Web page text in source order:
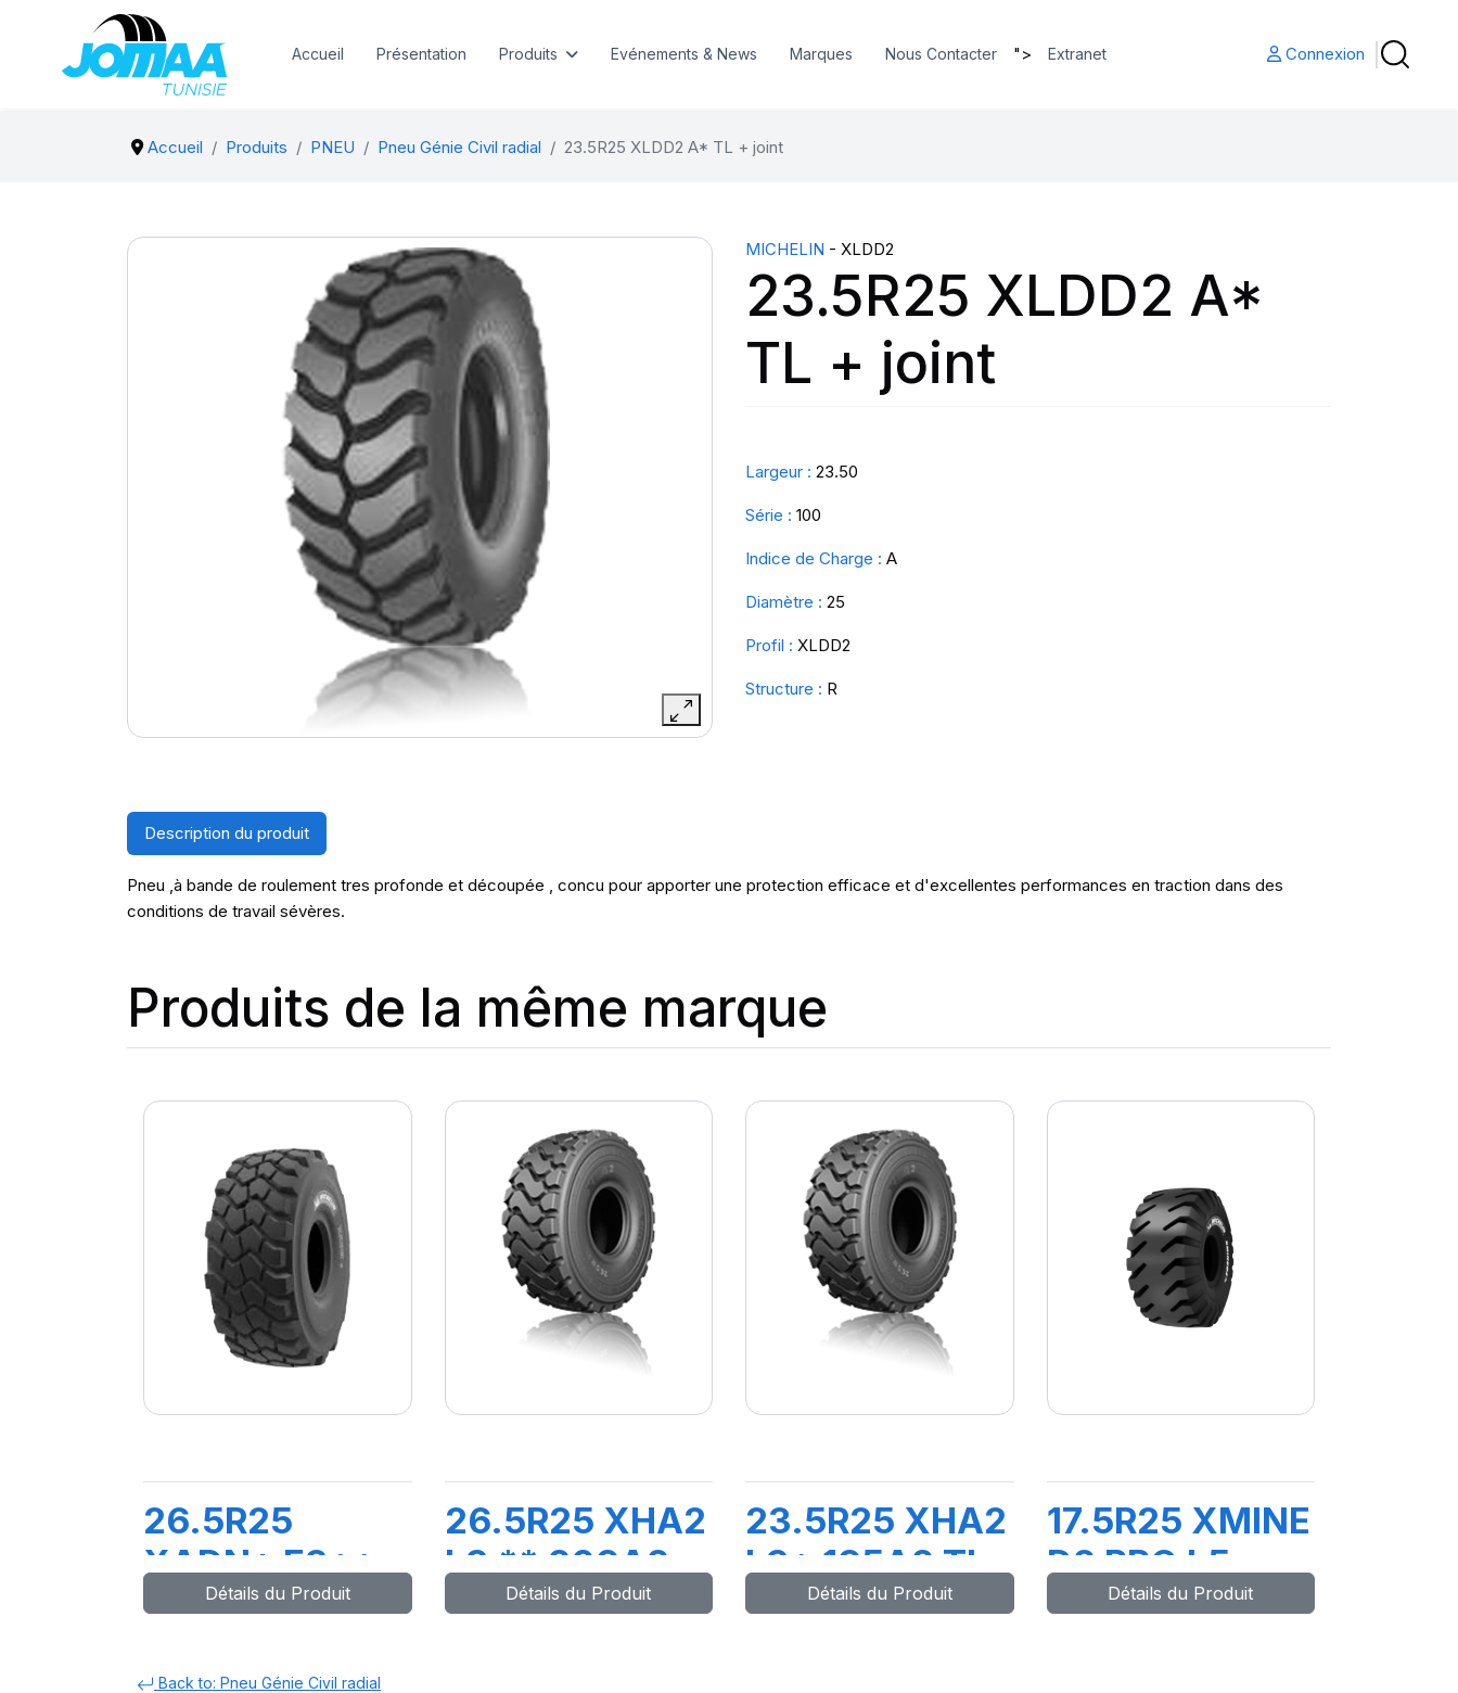
Accueil Présentation Produits Evénements & News Marques Nous Contacter "> Extranet Connexion
Accueil Produits PNEU Pneu Génie Civil radial 23.5R25 XLDD2 A* TL + joint
MICHELIN - XLDD2
23.5R25 XLDD2 A*
TL + joint
Largeur : 23.50
Série : 100
Indice de Charge : A
Diamètre : 25
Profil : XLDD2
Structure : R
Description du produit
Pneu ,à bande de roulement tres profonde et découpée , concu pour apporter une protection efficace et d'excellentes performances en traction dans des
conditions de travail sévères.
Produits de la même marque
26.5R25
XADN+ E3**
TL
Détails du Produit
26.5R25 XHA2
L3 ** 209A2
TL
Détails du Produit
23.5R25 XHA2
L3* 195A2 TL
Détails du Produit
17.5R25 XMINE
D2 PRO L5
TL***Détails du Produit
Back to: Pneu Génie Civil radial